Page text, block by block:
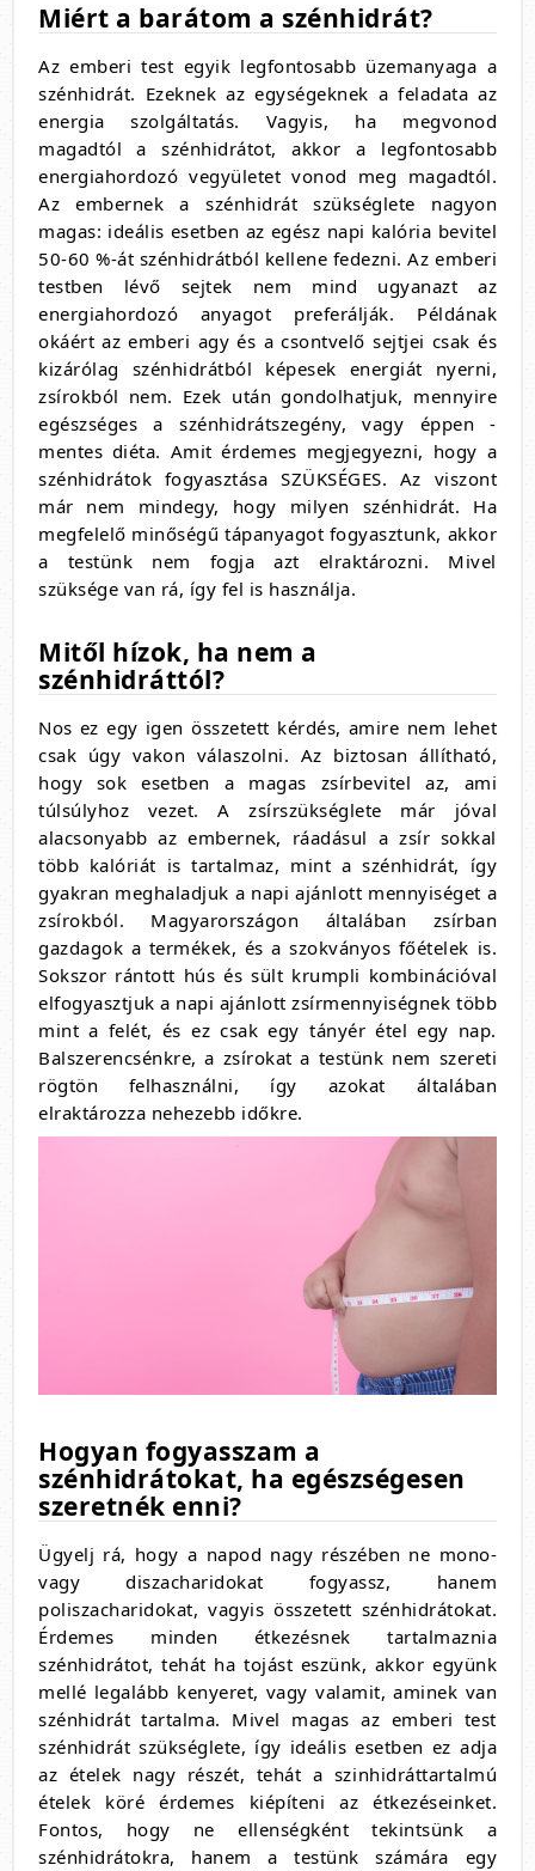
Miért a barátom a szénhidrát?
Az emberi test egyik legfontosabb üzemanyaga a
szénhidrát. Ezeknek az egységeknek a feladata az
energia szolgáltatás. Vagyis, ha megvonod
magadtól a szénhidrátot, akkor a legfontosabb
energiahordozó vegyületet vonod meg magadtól.
Az embernek a szénhidrát szükséglete nagyon
magas: ideális esetben az egész napi kalória bevitel
50-60 %-át szénhidrátból kellene fedezni. Az emberi
testben lévő sejtek nem mind ugyanazt az
energiahordozó anyagot preferálják. Példának
okáért az emberi agy és a csontvelő sejtjei csak és
kizárólag szénhidrátból képesek energiát nyerni,
zsírokból nem. Ezek után gondolhatjuk, mennyire
egészséges a szénhidrátszegény, vagy éppen -
mentes diéta. Amit érdemes megjegyezni, hogy a
szénhidrátok fogyasztása SZÜKSÉGES. Az viszont
már nem mindegy, hogy milyen szénhidrát. Ha
megfelelő minőségű tápanyagot fogyasztunk, akkor
a testünk nem fogja azt elraktározni. Mivel
szüksége van rá, így fel is használja.
Mitől hízok, ha nem a
szénhidráttól?
Nos ez egy igen összetett kérdés, amire nem lehet
csak úgy vakon válaszolni. Az biztosan állítható,
hogy sok esetben a magas zsírbevitel az, ami
túlsúlyhoz vezet. A zsírszükséglete már jóval
alacsonyabb az embernek, ráadásul a zsír sokkal
több kalóriát is tartalmaz, mint a szénhidrát, így
gyakran meghaladjuk a napi ajánlott mennyiséget a
zsírokból. Magyarországon általában zsírban
gazdagok a termékek, és a szokványos főételek is.
Sokszor rántott hús és sült krumpli kombinációval
elfogyasztjuk a napi ajánlott zsírmennyiségnek több
mint a felét, és ez csak egy tányér étel egy nap.
Balszerencsénkre, a zsírokat a testünk nem szereti
rögtön felhasználni, így azokat általában
elraktározza nehezebb időkre.
Hogyan fogyasszam a
szénhidrátokat, ha egészségesen
szeretnék enni?
Ügyelj rá, hogy a napod nagy részében ne mono-
vagy diszacharidokat fogyassz, hanem
poliszacharidokat, vagyis összetett szénhidrátokat.
Érdemes minden étkezésnek tartalmaznia
szénhidrátot, tehát ha tojást eszünk, akkor együnk
mellé legalább kenyeret, vagy valamit, aminek van
szénhidrát tartalma. Mivel magas az emberi test
szénhidrát szükséglete, így ideális esetben ez adja
az ételek nagy részét, tehát a szinhidráttartalmú
ételek köré érdemes kiépíteni az étkezéseinket.
Fontos, hogy ne ellenségként tekintsünk a
szénhidrátokra, hanem a testünk számára egy